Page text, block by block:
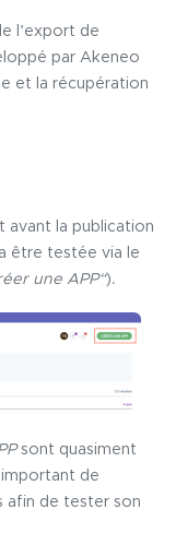
l’export de
par Akeneo
et la récupération
avant la publication
être testée via le
une APP“).
sont quasiment
important de
afin de tester son